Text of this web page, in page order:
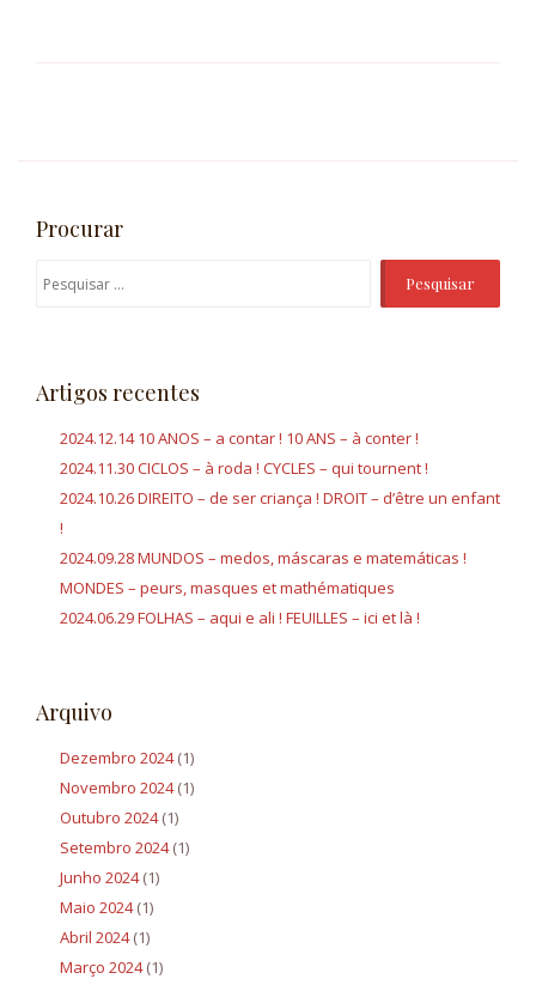
Procurar
P
u
Artigos recentes
2024.12.14 10 ANOS – a contar ! 10 ANS – à conter !
2024.11.30 CICLOS – à roda ! CYCLES – qui tournent !
2024.10.26 DIREITO – de ser criança ! DROIT – d’être un enfant
!
2024.09.28 MUNDOS – medos, máscaras e matemáticas !
MONDES – peurs, masques et mathématiques
2024.06.29 FOLHAS – aqui e ali ! FEUILLES – ici et là !
Arquivo
Dezembro 2024(1)
Novembro 2024(1)
Outubro 2024(1)
Setembro 2024(1)
Junho 2024(1)
Maio 2024(1)
Abril 2024(1)
Março 2024(1)